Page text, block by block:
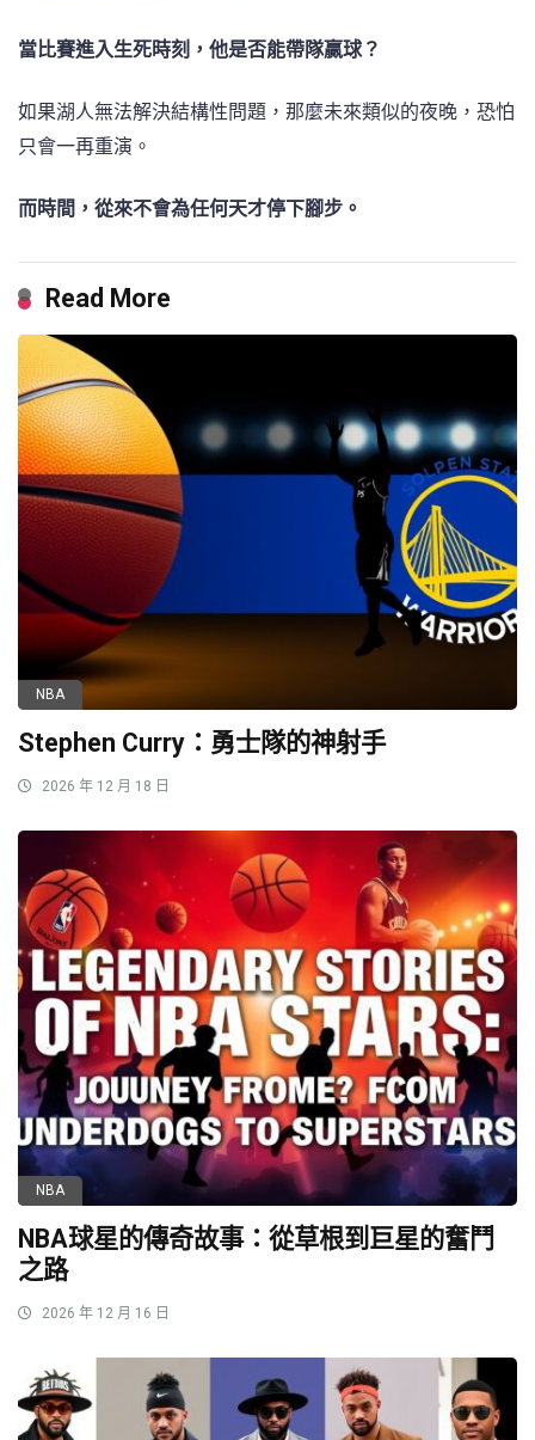
當比賽進入生死時刻，他是否能帶隊贏球？
如果湖人無法解決結構性問題，那麼未來類似的夜晚，恐怕
只會一再重演。
而時間，從來不會為任何天才停下腳步。
Read More
NBA
Stephen Curry：勇士隊的神射手
2026 年 12 月 18 日
NBA
NBA球星的傳奇故事：從草根到巨星的奮鬥
之路
2026 年 12 月 16 日